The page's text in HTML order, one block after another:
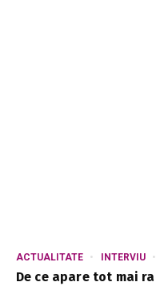
ACTUALITATE INTERVIU
De ce apare tot mai